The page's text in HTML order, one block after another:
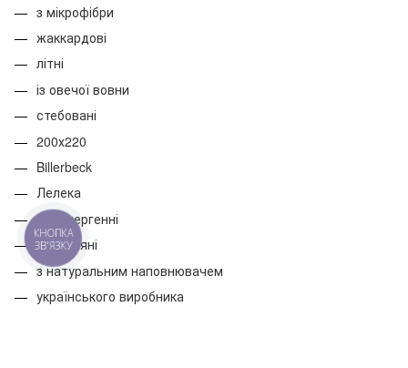
з мікрофібри
жаккардові
літні
із овечої вовни
стебовані
200х220
Billerbeck
Лелека
гіпоалергенні
бавовняні
з натуральним наповнювачем
українського виробника
КНОПКА
ЗВ'ЯЗКУ